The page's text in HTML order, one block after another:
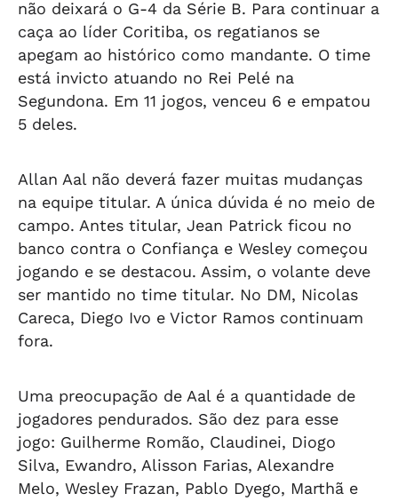
não deixará o G-4 da Série B. Para continuar a
caça ao líder Coritiba, os regatianos se
apegam ao histórico como mandante. O time
está invicto atuando no Rei Pelé na
Segundona. Em 11 jogos, venceu 6 e empatou
5 deles.
Allan Aal não deverá fazer muitas mudanças
na equipe titular. A única dúvida é no meio de
campo. Antes titular, Jean Patrick ficou no
banco contra o Confiança e Wesley começou
jogando e se destacou. Assim, o volante deve
ser mantido no time titular. No DM, Nicolas
Careca, Diego Ivo e Victor Ramos continuam
fora.
Uma preocupação de Aal é a quantidade de
jogadores pendurados. São dez para esse
jogo: Guilherme Romão, Claudinei, Diogo
Silva, Ewandro, Alisson Farias, Alexandre
Melo, Wesley Frazan, Pablo Dyego, Marthã e